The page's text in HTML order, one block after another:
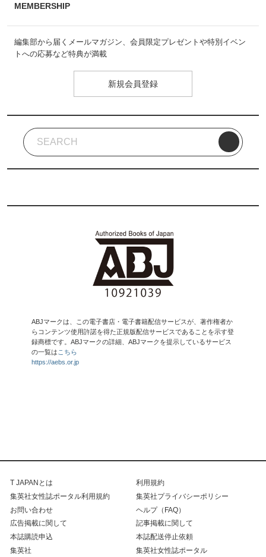
MEMBERSHIP
編集部から届くメールマガジン、会員限定プレゼントや特別イベン
トへの応募など特典が満載
新規会員登録
ABJマークは、この電子書店・電子書籍配信サービスが、著作権者か
らコンテンツ使用許諾を得た正規版配信サービスであることを示す登
録商標です。ABJマークの詳細、ABJマークを提示しているサービス
の一覧は こちら
https://aebs.or.jp
T JAPANとは
利用規約
集英社女性誌ポータル利用規約
集英社プライバシーポリシー
お問い合わせ
ヘルプ（FAQ）
広告掲載に関して
記事掲載に関して
本誌購読申込
本誌配送停止依頼
集英社
集英社女性誌ポータル